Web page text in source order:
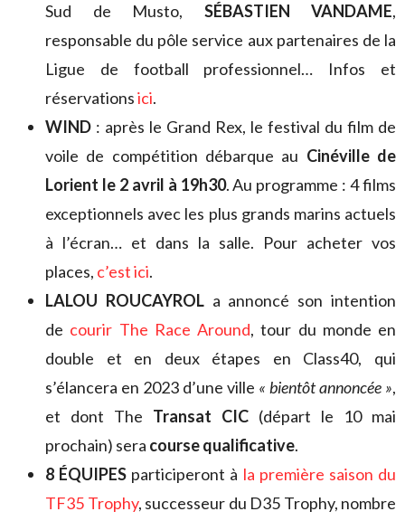
Sud de Musto, SÉBASTIEN VANDAME,
responsable du pôle service aux partenaires de la
Ligue de football professionnel… Infos et
réservationsici.
WIND : après le Grand Rex, le festival du film de
voile de compétition débarque au Cinéville de
Lorient le 2 avril à 19h30. Au programme : 4 films
exceptionnels avec les plus grands marins actuels
à l’écran… et dans la salle. Pour acheter vos
places, c’est ici.
LALOU ROUCAYROLa annoncé son intention
de courir The Race Around, tour du monde en
double et en deux étapes en Class40, qui
s’élancera en 2023 d’une ville « bientôt annoncée »,
et dont The Transat CIC (départ le 10 mai
prochain) sera course qualificative.
8 ÉQUIPES participeront à la première saison du
TF35 Trophy, successeur du D35 Trophy, nombre